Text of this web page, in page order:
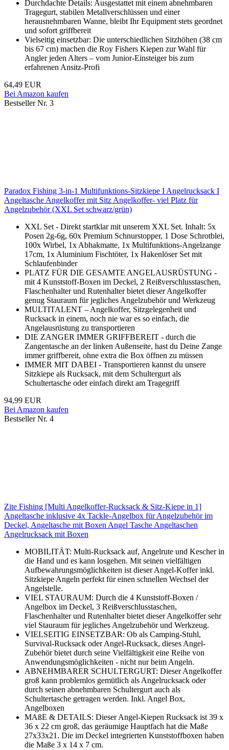
Durchdachte Details: Ausgestattet mit einem abnehmbaren
Tragegurt, stabilen Metallverschlüssen und einer
herausnehmbaren Wanne, bleibt Ihr Equipment stets geordnet
und sofort griffbereit
Vielseitig einsetzbar: Die unterschiedlichen Sitzhöhen (38 cm
bis 67 cm) machen die Roy Fishers Kiepen zur Wahl für
Angler jeden Alters – vom Junior-Einsteiger bis zum
erfahrenen Ansitz-Profi
64,49 EUR
Bei Amazon kaufen
Bestseller Nr. 3
Paradox Fishing 3-in-1 Multifunktions-Sitzkiepe I Angelrucksack I
Angeltasche Angelkoffer mit Sitz Angelkoffer- viel Platz für
Angelzubehör (XXL Set schwarz/grün)
XXL Set - Direkt startklar mit unserem XXL Set. Inhalt: 5x
Posen 2g-6g, 60x Premium Schnurstopper, 1 Dose Schrotblei,
100x Wirbel, 1x Abhakmatte, 1x Multifunktions-Angelzange
17cm, 1x Aluminium Fischtöter, 1x Hakenlöser Set mit
Schlaufenbinder
PLATZ FÜR DIE GESAMTE ANGELAUSRÜSTUNG -
mit 4 Kunststoff-Boxen im Deckel, 2 Reißverschlusstaschen,
Flaschenhalter und Rutenhalter bietet dieser Angelkoffer
genug Stauraum für jegliches Angelzubehör und Werkzeug
MULTITALENT – Angelkoffer, Sitzgelegenheit und
Rucksack in einem, noch nie war es so einfach, die
Angelausrüstung zu transportieren
DIE ZANGER IMMER GRIFFBEREIT - durch die
Zangentasche an der linken Außenseite, hast du Deine Zange
immer griffbereit, ohne extra die Box öffnen zu müssen
IMMER MIT DABEI - Transportieren kannst du unsere
Sitzkiepe als Rucksack, mit dem Schultergurt als
Schultertasche oder einfach direkt am Tragegriff
94,99 EUR
Bei Amazon kaufen
Bestseller Nr. 4
Zite Fishing [Multi Angelkoffer-Rucksack & Sitz-Kiepe in 1]
Angeltasche inklusive 4x Tackle-Angelbox für Angelzubehör im
Deckel, Angeltasche mit Boxen Angel Tasche Angeltaschen
Angelrucksack mit Boxen
MOBILITÄT: Multi-Rucksack auf, Angelrute und Kescher in
die Hand und es kann losgehen. Mit seinen vielfältigen
Aufbewahrungsmöglichkeiten ist dieser Angel-Koffer inkl.
Sitzkiepe Angeln perfekt für einen schnellen Wechsel der
Angelstelle.
VIEL STAURAUM: Durch die 4 Kunststoff-Boxen /
Angelbox im Deckel, 3 Reißverschlusstaschen,
Flaschenhalter und Rutenhalter bietet dieser Angelkoffer sehr
viel Stauraum für jegliches Angelzubehör und Werkzeug.
VIELSEITIG EINSETZBAR: Ob als Camping-Stuhl,
Survival-Rucksack oder Angel-Rucksack, dieses Angel-
Zubehör bietet durch seine Vielfältigkeit eine Reihe von
Anwendungsmöglichkeiten - nicht nur beim Angeln.
ABNEHMBARER SCHULTERGURT: Dieser Angelkoffer
groß kann problemlos gemütlich als Angelrucksack oder
durch seinen abnehmbaren Schultergurt auch als
Schultertasche getragen werden. Inkl. Angel Box,
Angelboxen
MAßE & DETAILS: Dieser Angel-Kiepen Rucksack ist 39 x
36 x 22 cm groß, das geräumige Hauptfach hat die Maße
27x33x21. Die im Deckel integrierten Kunststoffboxen haben
die Maße 3 x 14 x 7 cm.